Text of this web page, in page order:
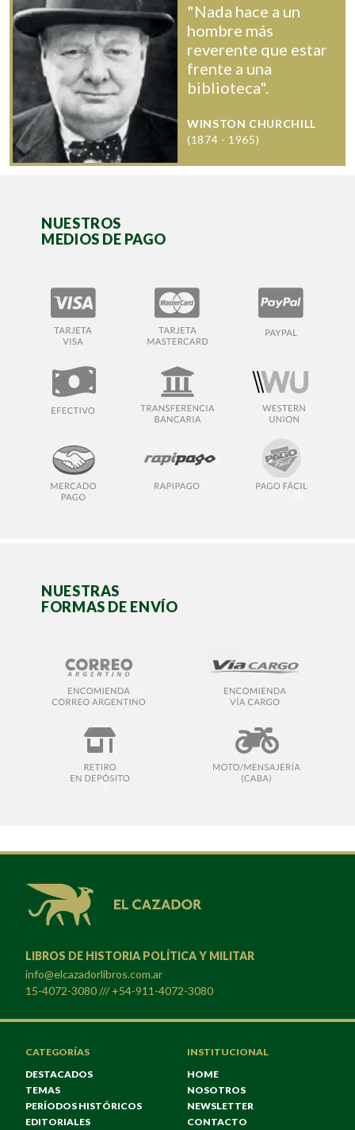
"Nada hace a un
hombre más
reverente que estar
frente a una
biblioteca".
WINSTON CHURCHILL
(1874 - 1965)
NUESTROS
MEDIOS DE PAGO
NUESTRAS
FORMAS DE ENVÍO
LIBROS DE HISTORIA POLÍTICA Y MILITAR
info@elcazadorlibros.com.ar
15-4072-3080 /// +54-911-4072-3080
CATEGORÍAS
DESTACADOS
TEMAS
PERÍODOS HISTÓRICOS
EDITORIALES
INSTITUCIONAL
HOME
NOSOTROS
NEWSLETTER
CONTACTO